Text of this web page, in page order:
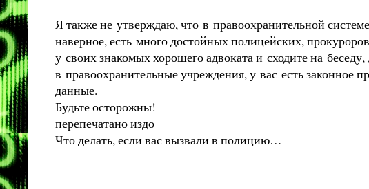
Я также не утверждаю, что в правоохранительной
наверное, есть много достойных полицейских,
у своих знакомых хорошего адвоката и сходите на
в правоохранительные учреждения, у вас есть законное
данные.
Будьте осторожны!
перепечатано издо
Что делать, если вас вызвали в полицию…